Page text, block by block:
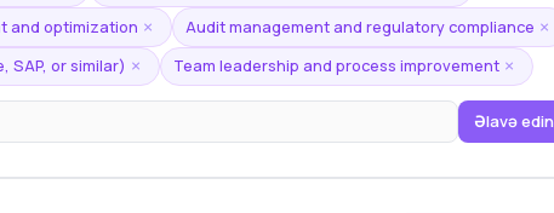
and optimization × Audit management and regulatory compliance ×
SAP, or similar) × Team leadership and process improvement ×
Əlavə edin